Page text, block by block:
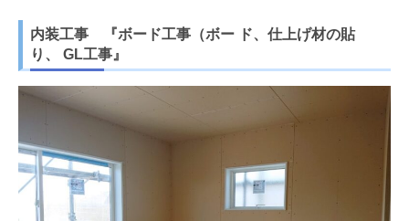
内装工事 『ボード工事（ボー ド、仕上げ材の貼
り、 GL工事』